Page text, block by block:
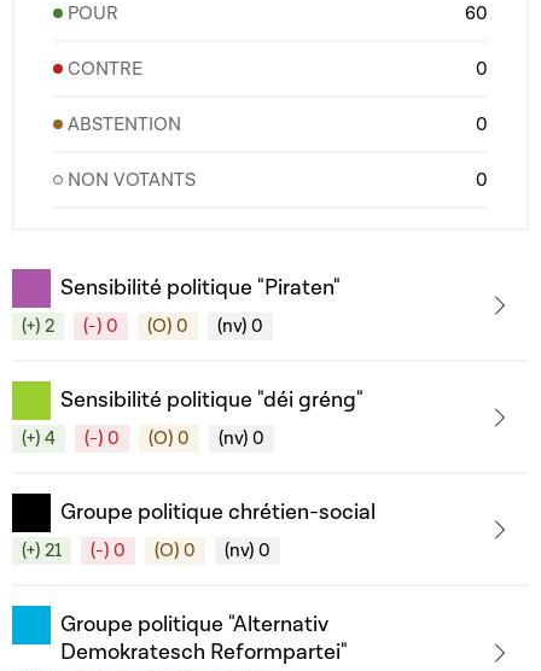
POUR 60
CONTRE 0
ABSTENTION 0
NON VOTANTS 0
Sensibilité politique "Piraten"
(+) 2 (-) 0 (O) 0 (nv) 0
Sensibilité politique "déi gréng"
(+) 4 (-) 0 (O) 0 (nv) 0
Groupe politique chrétien-social
(+) 21 (-) 0 (O) 0 (nv) 0
Groupe politique "Alternativ
Demokratesch Reformpartei"